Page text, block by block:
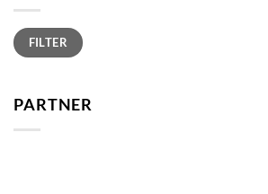
Min.
Preis
Max.
PreisFILTER
PARTNER